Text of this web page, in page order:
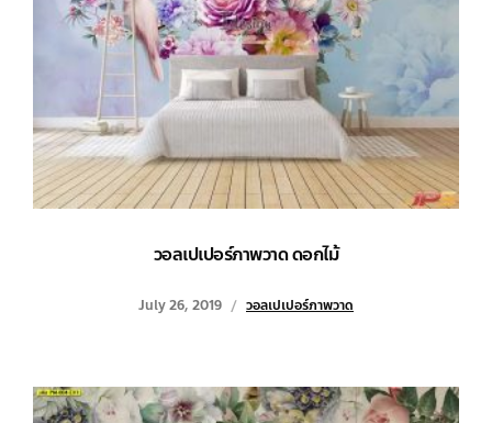
วอลเปเปอร์ภาพวาด ดอกไม้
July 26, 2019 วอลเปเปอร์ภาพวาด